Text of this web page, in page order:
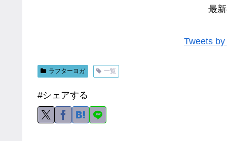
最
Tweets
ラフターヨガ 一覧
#シェアする